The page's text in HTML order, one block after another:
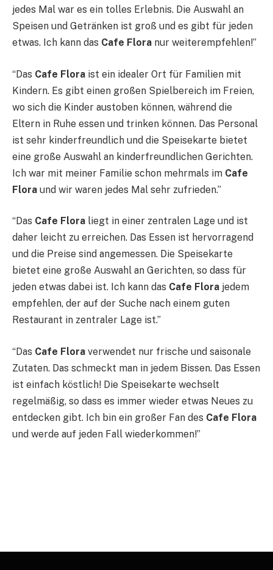
jedes Mal war es ein tolles Erlebnis. Die Auswahl an
Speisen und Getränken ist groß und es gibt für jeden
etwas. Ich kann das Cafe Flora nur weiterempfehlen!”
“Das Cafe Flora ist ein idealer Ort für Familien mit
Kindern. Es gibt einen großen Spielbereich im Freien,
wo sich die Kinder austoben können, während die
Eltern in Ruhe essen und trinken können. Das Personal
ist sehr kinderfreundlich und die Speisekarte bietet
eine große Auswahl an kinderfreundlichen Gerichten.
Ich war mit meiner Familie schon mehrmals im Cafe
Flora und wir waren jedes Mal sehr zufrieden.”
“Das Cafe Flora liegt in einer zentralen Lage und ist
daher leicht zu erreichen. Das Essen ist hervorragend
und die Preise sind angemessen. Die Speisekarte
bietet eine große Auswahl an Gerichten, so dass für
jeden etwas dabei ist. Ich kann das Cafe Flora jedem
empfehlen, der auf der Suche nach einem guten
Restaurant in zentraler Lage ist.”
“Das Cafe Flora verwendet nur frische und saisonale
Zutaten. Das schmeckt man in jedem Bissen. Das Essen
ist einfach köstlich! Die Speisekarte wechselt
regelmäßig, so dass es immer wieder etwas Neues zu
entdecken gibt. Ich bin ein großer Fan des Cafe Flora
und werde auf jeden Fall wiederkommen!”